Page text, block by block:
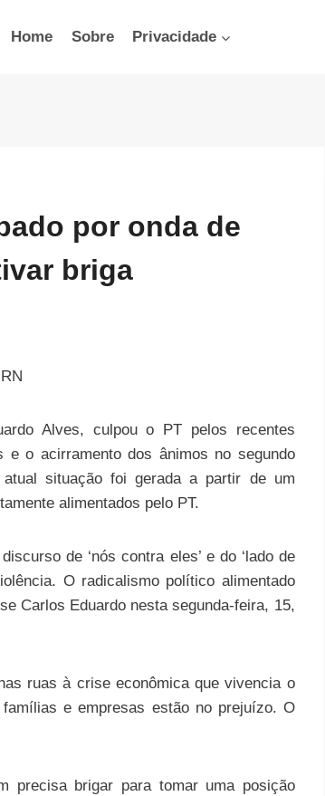
Home Sobre Privacidade
por onda de
briga
Alves, culpou o PT pelos recentes
o acirramento dos ânimos no segundo
situação foi gerada a partir de um
alimentados pelo PT.
de ‘nós contra eles’ e do ‘lado de
O radicalismo político alimentado
Carlos Eduardo nesta segunda-feira, 15,
ruas à crise econômica que vivencia o
e empresas estão no prejuízo. O
precisa brigar para tomar uma posição